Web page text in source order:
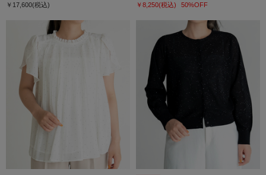
￥17,600(税込) ￥8,250(税込) 50%OFF